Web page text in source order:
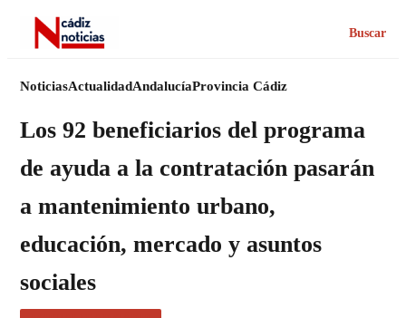
Buscar
NoticiasActualidadAndalucíaProvincia Cádiz
Los 92 beneficiarios del programa
de ayuda a la contratación pasarán
a mantenimiento urbano,
educación, mercado y asuntos
sociales